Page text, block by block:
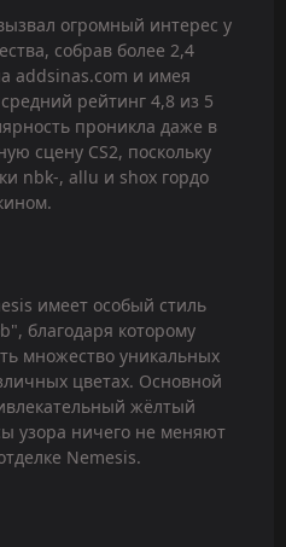
огромный интерес у
собрав более 2,4
addsinas.com и имея
рейтинг 4,8 из 5
проникла даже в
сцену CS2, поскольку
nbk-, allu и shox гордо
имеет особый стиль
благодаря которому
множество уникальных
цветах. Основной
жёлтый
узора ничего не меняют
Nemesis.